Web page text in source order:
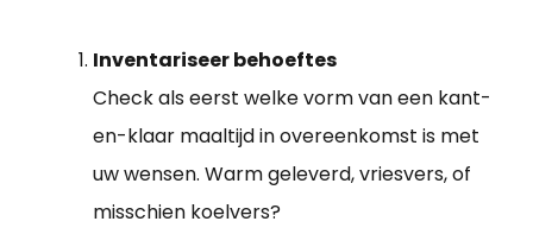
Inventariseer behoeftes
Check als eerst welke vorm van een kant-
en-klaar maaltijd in overeenkomst is met
uw wensen. Warm geleverd, vriesvers, of
misschien koelvers?